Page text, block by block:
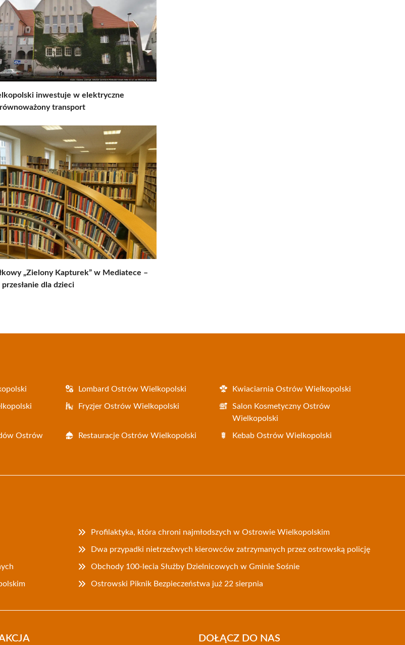
inwestuje w elektryczne
transport
„Zielony Kapturek” w Mediatece –
przesłanie dla dzieci
Lombard Ostrów Wielkopolski Kwiaciarnia Ostrów Wielkopolski
Fryzjer Ostrów Wielkopolski
Salon Kosmetyczny Ostrów
Wielkopolski
Ostrów
Restauracje Ostrów Wielkopolski Kebab Ostrów Wielkopolski
Profilaktyka, która chroni najmłodszych w Ostrowie Wielkopolskim
Dwa przypadki nietrzeźwych kierowców zatrzymanych przez ostrowską policję
Obchody 100-lecia Służby Dzielnicowych w Gminie Sośnie
Ostrowski Piknik Bezpieczeństwa już 22 sierpnia
DOŁĄCZ DO NAS